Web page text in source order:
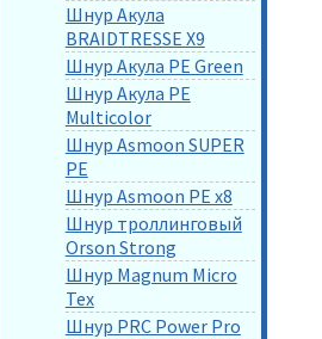
Шнур Акула
BRAIDTRESSE X9
Шнур Акула PE Green
Шнур Акула PE
Multicolor
Шнур Asmoon SUPER
PE
Шнур Asmoon PE x8
Шнур троллинговый
Orson Strong
Шнур Magnum Micro
Tex
Шнур PRC Power Pro